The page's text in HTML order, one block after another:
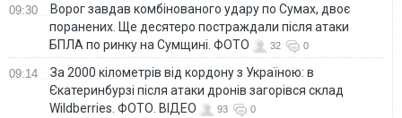
09:30
Ворог завдав комбінованого удару по Сумах, двоє
поранених. Ще десятеро постраждали після атаки
БПЛА по ринку на Сумщині. ФОТО
32 0
09:14
За 2000 кілометрів від кордону з Україною: в
Єкатеринбурзі після атаки дронів загорівся склад
Wildberries. ФОТО. ВІДЕО
93 0